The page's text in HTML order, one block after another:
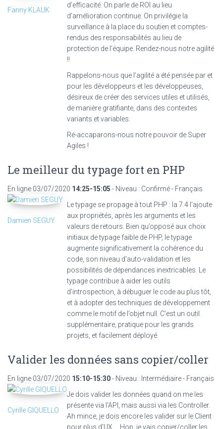
d’efficacité. On parle de ROI au lieu
d’amélioration continue. On privilégie la
surveillance à la place du soutien et comptes-
rendus des responsabilités au lieu de
protection de l’équipe. Rendez-nous notre agilité
!!
Rappelons-nous que l’agilité a été pensée par et
pour les développeurs et les développeuses,
désireux de créer des services utiles et utilisés,
de manière gratifiante, dans des contextes
variants et variables.
Ré-accaparons-nous notre pouvoir de Super
Agiles !
Fanny KLAUK
Le meilleur du typage fort en PHP
En ligne 03/07/2020 14:25-15:05 - Niveau : Confirmé - Français
Le typage se propage à tout PHP : la 7.4 l’ajoute
aux propriétés, après les arguments et les
valeurs de retours. Bien qu’opposé aux choix
initiaux de typage faible de PHP, le typage
augmente significativement la cohérence du
code, son niveau d’auto-validation et les
possibilités de dépendances inextricables. Le
typage contribue à aider les outils
d’introspection, à débuguer le code au plus tôt,
et à adopter des techniques de développement
comme le motif de l’objet null. C’est un outil
supplémentaire, pratique pour les grands
projets, et facilement déployé.
Damien SEGUY
Valider les données sans copier/coller
En ligne 03/07/2020 15:10-15:30- Niveau : Intermédiaire - Français
Je dois valider les données quand on me les
présente via l'API, mais aussi via les Controller.
Ah mince, je dois encore les valider sur le Client
pour plus d'UX ... Hop, je vais copier/coller les
Cyrille GIQUELLO